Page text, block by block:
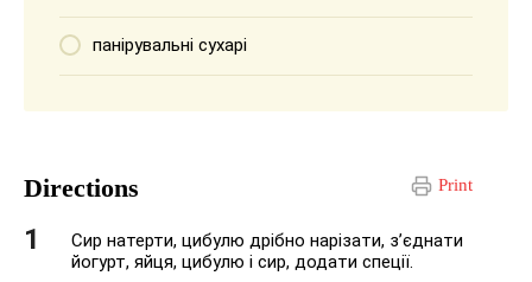
панірувальні сухарі
Print
Directions
Сир натерти, цибулю дрібно нарізати, з’єднати
йогурт, яйця, цибулю і сир, додати спеції.